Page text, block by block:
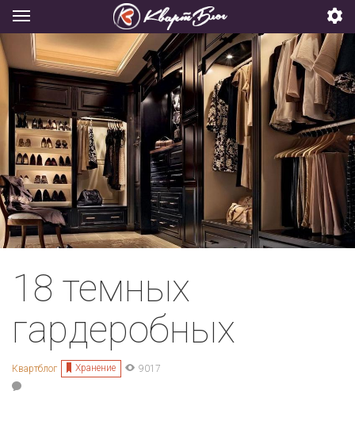
18 темных
гардеробных
Квартблог Хранение 9017